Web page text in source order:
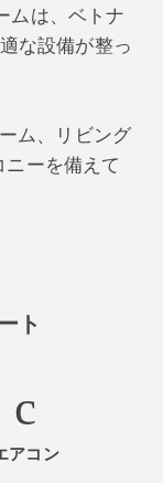
ムは、ベトナ
な設備が整っ
ム、リビング
ニーを備えて
ト
アコン